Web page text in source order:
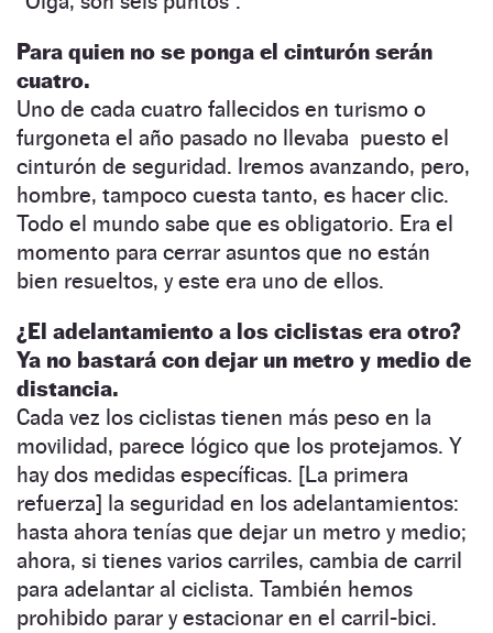
Para quien no se ponga el cinturón serán
cuatro.
Uno de cada cuatro fallecidos en turismo o
furgoneta el año pasado no llevaba puesto el
cinturón de seguridad. Iremos avanzando, pero,
hombre, tampoco cuesta tanto, es hacer clic.
Todo el mundo sabe que es obligatorio. Era el
momento para cerrar asuntos que no están
bien resueltos, y este era uno de ellos.
¿El adelantamiento a los ciclistas era otro?
Ya no bastará con dejar un metro y medio de
distancia.
Cada vez los ciclistas tienen más peso en la
movilidad, parece lógico que los protejamos. Y
hay dos medidas específicas. [La primera
refuerza] la seguridad en los adelantamientos:
hasta ahora tenías que dejar un metro y medio;
ahora, si tienes varios carriles, cambia de carril
para adelantar al ciclista. También hemos
prohibido parar y estacionar en el carril-bici.